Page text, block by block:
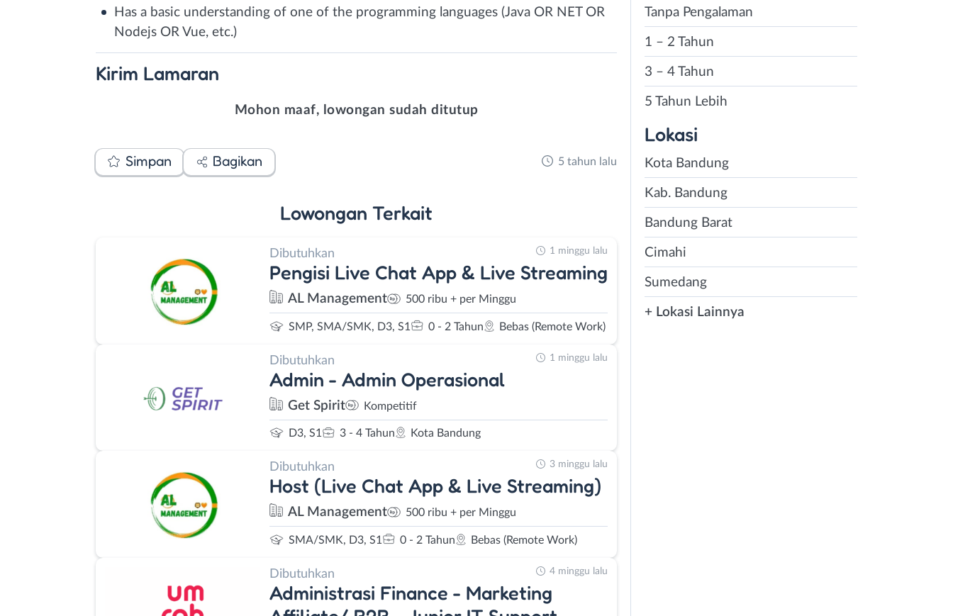
Has a basic understanding of one of the programming languages (Java OR NET OR
Nodejs OR Vue, etc.)
Kirim Lamaran
Mohon maaf, lowongan sudah ditutup
Simpan Bagikan 5 tahun lalu
Lowongan Terkait
Dibutuhkan
Pengisi Live Chat App & Live Streaming
AL Management 500 ribu + per Minggu
SMP, SMA/SMK, D3, S1 0 - 2 Tahun Bebas (Remote Work)
1 minggu lalu
Dibutuhkan
Admin - Admin Operasional
Get Spirit Kompetitif
D3, S1 3 - 4 Tahun Kota Bandung
1 minggu lalu
Dibutuhkan
Host (Live Chat App & Live Streaming)
AL Management 500 ribu + per Minggu
SMA/SMK, D3, S1 0 - 2 Tahun Bebas (Remote Work)
3 minggu lalu
Dibutuhkan
Administrasi Finance - Marketing
4 minggu lalu
Tanpa Pengalaman
1 – 2 Tahun
3 – 4 Tahun
5 Tahun Lebih
Lokasi
Kota Bandung
Kab. Bandung
Bandung Barat
Cimahi
Sumedang
+ Lokasi Lainnya